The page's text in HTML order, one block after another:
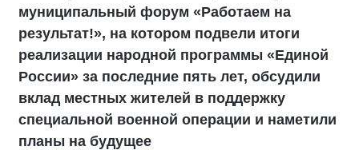
муниципальный форум «Работаем на
результат!», на котором подвели итоги
реализации народной программы «Единой
России» за последние пять лет, обсудили
вклад местных жителей в поддержку
специальной военной операции и наметили
планы на будущее